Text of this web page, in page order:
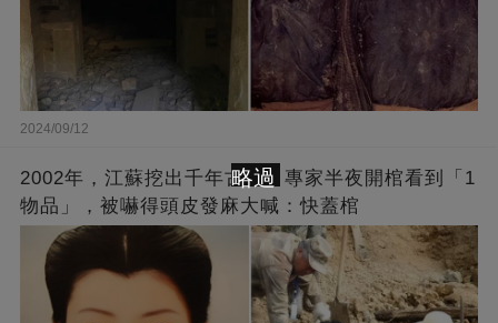
2024/09/12
2002年，江蘇挖出千年古墓，專家半夜開棺看到「1
物品」，被嚇得頭皮發麻大喊：快蓋棺
略過